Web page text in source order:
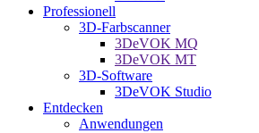
Professionell
3D-Farbscanner
3DeVOK MQ
3DeVOK MT
3D-Software
3DeVOK Studio
Entdecken
Anwendungen